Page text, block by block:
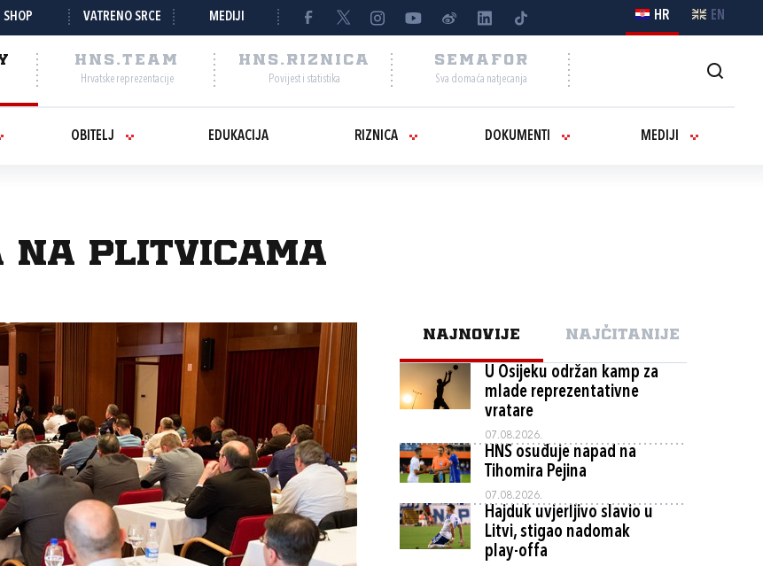
SHOP VATRENO SRCE MEDIJI HR EN
HNS.TEAM
Hrvatske reprezentacije
HNS.RIZNICA
Povijest i statistika
SEMAFOR
Sva domaća natjecanja
OBITELJ EDUKACIJA RIZNICA DOKUMENTI MEDIJI
na Plitvicama
NAJNOVIJE NAJČITANIJE
U Osijeku održan kamp za
mlade reprezentativne
vratare
07.08.2026.
HNS osuđuje napad na
Tihomira Pejina
07.08.2026.
Hajduk uvjerljivo slavio u
Litvi, stigao nadomak
play-offa